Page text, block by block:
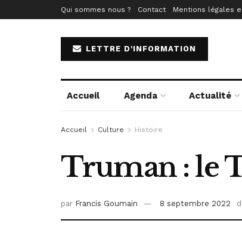
Qui sommes nous ? Contact Mentions légales
LETTRE D'INFORMATION
Accueil Agenda Actualité
Accueil Culture Histoire
Truman : le
par Francis Goumain 8 septembre 2022